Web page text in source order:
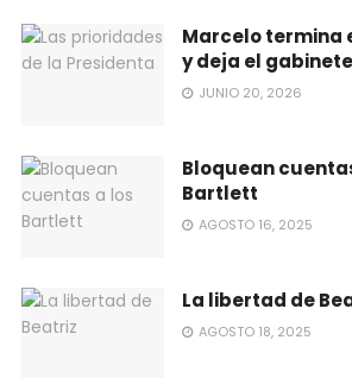
Marcelo termina
y deja el gabinete
JUNIO 20, 2026
Bloquean
Bartlett
AGOSTO 16, 2025
La libertad de
AGOSTO 18, 2025